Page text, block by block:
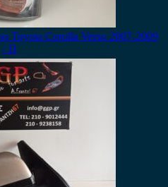
Toyota Corolla Verso 2007-2009
/ Π